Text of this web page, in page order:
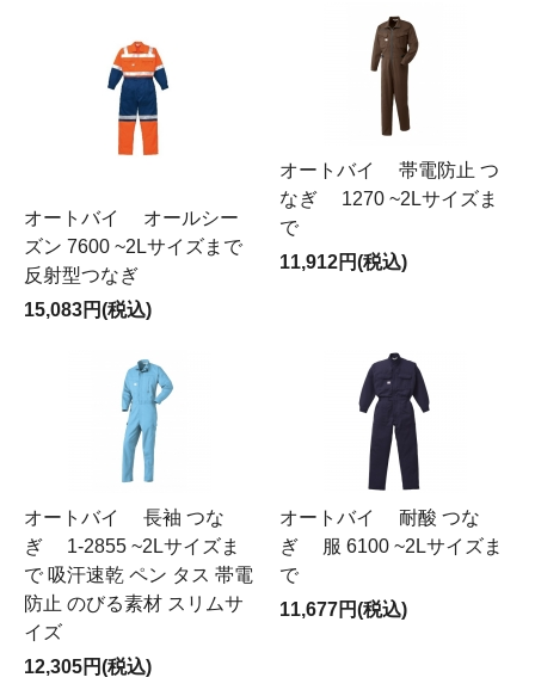
オートバイ オールシー
ズン 7600 ~2Lサイズまで
反射型つなぎ
15,083円(税込)
オートバイ 帯電防止 つ
なぎ 1270 ~2Lサイズま
で
11,912円(税込)
オートバイ 長袖 つな
ぎ 1-2855 ~2Lサイズま
で 吸汗速乾 ペン タス 帯電
防止 のびる素材 スリムサ
イズ
12,305円(税込)
オートバイ 耐酸 つな
ぎ 服 6100 ~2Lサイズま
で
11,677円(税込)